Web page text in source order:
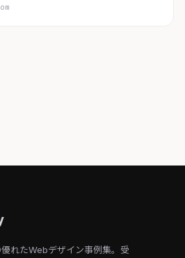
れたWebデザイン事例集。受